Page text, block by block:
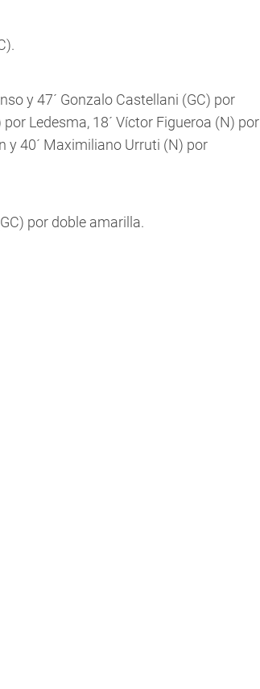
y 47´ Gonzalo Castellani (GC) por
Ledesma, 18´ Víctor Figueroa (N) por
y 40´ Maximiliano Urruti (N) por
por doble amarilla.